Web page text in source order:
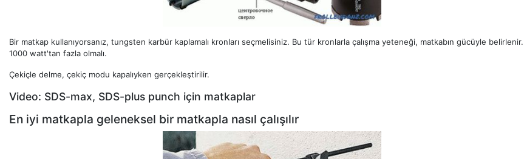
Bir matkap kullanıyorsanız, tungsten karbür kaplamalı kronları seçmelisiniz. Bu tür kronlarla çalışma yeteneği, matkabın gücüyle belirlenir.
1000 watt'tan fazla olmalı.
Çekiçle delme, çekiç modu kapalıyken gerçekleştirilir.
Video: SDS-max, SDS-plus punch için matkaplar
En iyi matkapla geleneksel bir matkapla nasıl çalışılır